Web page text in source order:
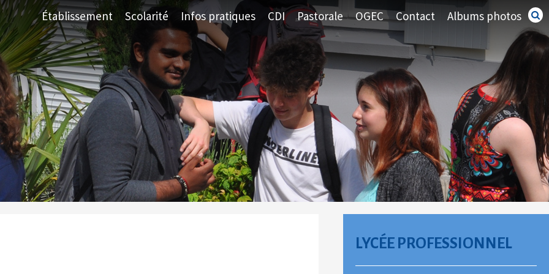
Établissement Scolarité Infos pratiques CDI Pastorale OGEC Contact Albums photos
NAVIGATION
LYCÉE PROFESSIONNEL